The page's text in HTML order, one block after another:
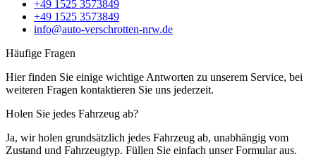
+49 1525 3573849
+49 1525 3573849
info@auto-verschrotten-nrw.de
Häufige Fragen
Hier finden Sie einige wichtige Antworten zu unserem Service, bei
weiteren Fragen kontaktieren Sie uns jederzeit.
Holen Sie jedes Fahrzeug ab?
Ja, wir holen grundsätzlich jedes Fahrzeug ab, unabhängig vom
Zustand und Fahrzeugtyp. Füllen Sie einfach unser Formular aus.